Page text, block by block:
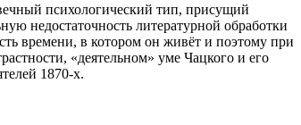
психологический тип, присущий
недостаточность литературной обработки
времени, в котором он живёт и поэтому при
«деятельном» уме Чацкого и его
1870-х.